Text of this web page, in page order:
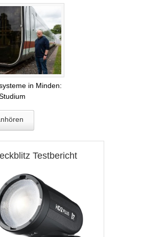
in Minden:
Testbericht